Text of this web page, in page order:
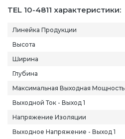
TEL 10-4811 характеристики:
Линейка Продукции
Высота
Ширина
Глубина
Максимальная Выходная Мощность
Выходной Ток - Выход 1
Напряжение Изоляции
Выходное Напряжение - Выход 1